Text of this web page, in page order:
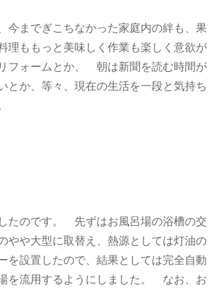
今までぎこちなかった家庭内の絆も、果
ももっと美味しく作業も楽しく意欲が
フォームとか、 朝は新聞を読む時間が
とか、等々、現在の生活を一段と気持ち
たのです。 先ずはお風呂場の浴槽の交
やや大型に取替え、熱源としては灯油の
を設置したので、結果としては完全自動
を流用するようにしました。 なお、お